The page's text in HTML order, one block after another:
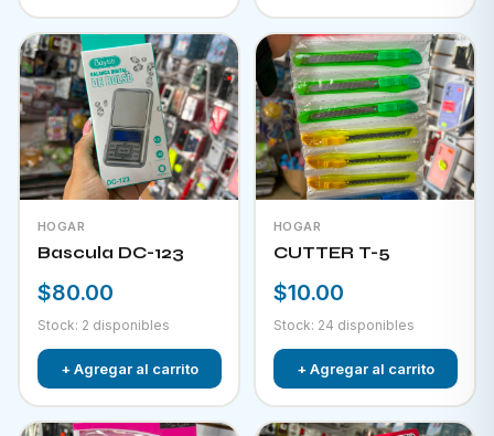
HOGAR
Bascula DC-123
$80.00
Stock: 2 disponibles
+ Agregar al carrito
HOGAR
CUTTER T-5
$10.00
Stock: 24 disponibles
+ Agregar al carrito